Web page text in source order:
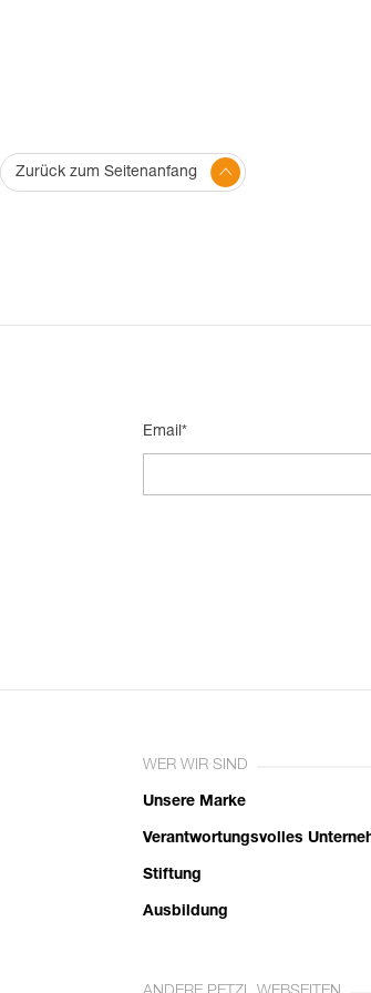
Zurück zum Seitenanfang
Email*
WER WIR SIND
Unsere Marke
Verantwortungsvolles
Stiftung
Ausbildung